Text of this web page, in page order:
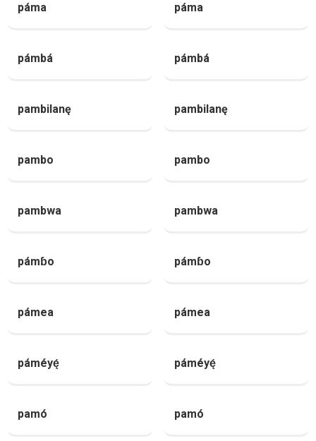
páma páma
pámbá pámbá
pambilanę pambilanę
pambo pambo
pambwa pambwa
pámɓo pámɓo
pámea pámea
páméyę́ páméyę́
pamó pamó